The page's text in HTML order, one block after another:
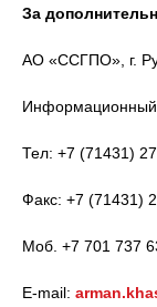
За
АО «ССГПО», г.
Информационный
Тел: +7 (71431)
Факс: +7 (71431)
Моб. +7 701 737
E-mail: